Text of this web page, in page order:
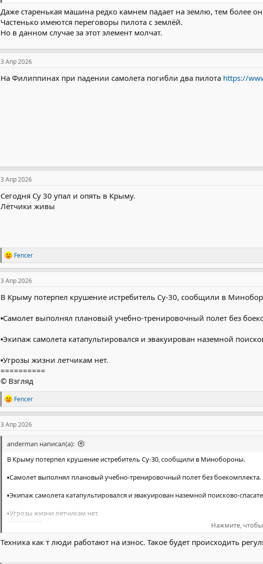
Даже старенькая машина редко камнем падает на землю, тем более
Частенько имеются переговоры пилота с землёй.
Но в данном случае за этот элемент молчат.
3 Апр 2026
На Филиппинах при падении самолета погибли два пилота https://
3 Апр 2026
Сегодня Су 30 упал и опять в Крыму.
Лётчики живы
Р
е
а
к
ц
и
и
Fencer
3 Апр 2026
В Крыму потерпел крушение истребитель Су-30, сообщили в
▪️Самолет выполнял плановый учебно-тренировочный полет без
▪️Экипаж самолета катапультировался и эвакуирован наземной
▪️Угрозы жизни летчикам нет.
==========
© Взгляд
Р
е
а
к
ц
и
Fencer
3 Апр 2026
anderman написал(а):
В Крыму потерпел крушение истребитель Су-30, сообщили в Минобороны.
▪️Самолет выполнял плановый учебно-тренировочный полет без боекомплекта.
▪️Экипаж самолета катапультировался и эвакуирован наземной поисково-
▪️Угрозы жизни летчикам нет.
==========
© Взгляд
Нажмите,
Техника как т люди работают на износ. Такое будет происходить